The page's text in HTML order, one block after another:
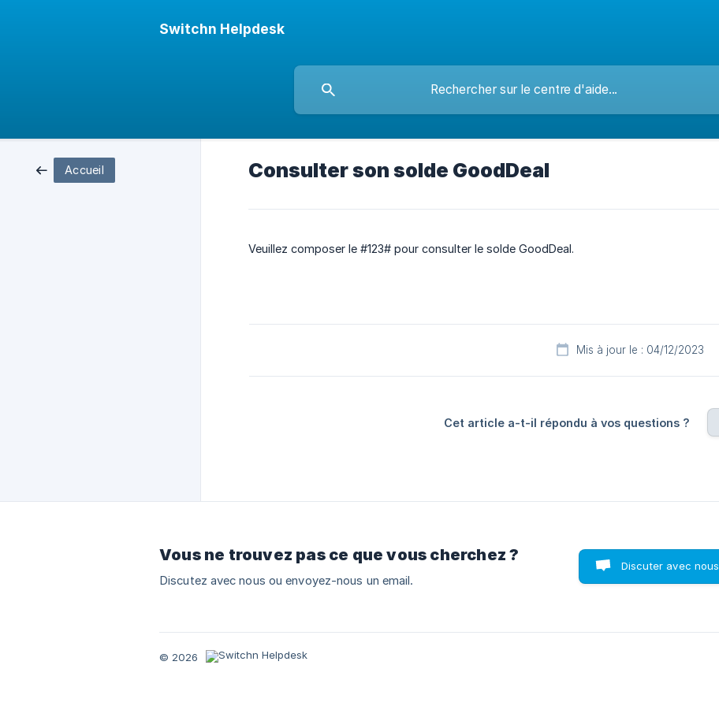
Switchn Helpdesk
Accueil Consulter son solde GoodDeal
Veuillez composer le #123# pour consulter le solde GoodDeal.
Mis à jour le : 04/12/2023
Cet article a-t-il répondu à vos questions ?
Vous ne trouvez pas ce que vous cherchez ?
Discutez avec nous ou envoyez-nous un email.
Discuter avec nous
© 2026